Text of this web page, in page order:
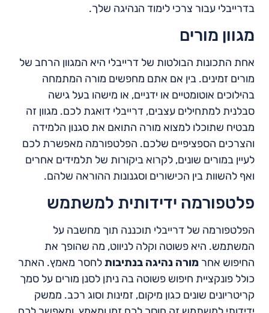
בדרייבלי עבור צרכי לימוד הנהיגה שלך.
מגוון מורים
אחת התכונות הבולטות של דרייבלי היא המגוון הרחב של
מורים זמינים. בין אם אתם מחפשים מורה המתמחה
בהילוכים אוטומטיים או ידניים, או מישהו בעל גישה
סבלנית למתחילים עצבים, דרייבלי דואגת לכם. מגוון זה
מבטיח שתוכלו למצוא מורה התואם את סגנון הלמידה
והצרכים הספציפיים שלכם. הפלטפורמה מאפשרת לכם
לעיין במורים שונים, לקרוא ביקורות של תלמידים אחרים
ואף להשוות בין הכישורים וסגנונות ההוראה שלהם.
פלטפורמה ידידותית למשתמש
הפלטפורמה של דרייבלי תוכננה תוך מחשבה על
המשתמש. היא פשוטה וקלה לניווט, מה שהופך את
החיפוש אחר מורה נהיגה בנתיבותלחסר מאמץ. האתר
כולל פונקציית חיפוש פשוטה בה ניתן לסנן מורים על סמך
קריטריונים שונים כגון מיקום, זמינות וסוג רכב. ממשק